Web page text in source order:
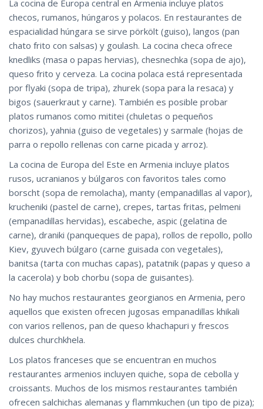
La cocina de Europa central en Armenia incluye platos
checos, rumanos, húngaros y polacos. En restaurantes de
espacialidad húngara se sirve pörkölt (guiso), langos (pan
chato frito con salsas) y goulash. La cocina checa ofrece
knedliks (masa o papas hervias), chesnechka (sopa de ajo),
queso frito y cerveza. La cocina polaca está representada
por flyaki (sopa de tripa), zhurek (sopa para la resaca) y
bigos (sauerkraut y carne). También es posible probar
platos rumanos como mititei (chuletas o pequeños
chorizos), yahnia (guiso de vegetales) y sarmale (hojas de
parra o repollo rellenas con carne picada y arroz).
La cocina de Europa del Este en Armenia incluye platos
rusos, ucranianos y búlgaros con favoritos tales como
borscht (sopa de remolacha), manty (empanadillas al vapor),
krucheniki (pastel de carne), crepes, tartas fritas, pelmeni
(empanadillas hervidas), escabeche, aspic (gelatina de
carne), draniki (panqueques de papa), rollos de repollo, pollo
Kiev, gyuvech búlgaro (carne guisada con vegetales),
banitsa (tarta con muchas capas), patatnik (papas y queso a
la cacerola) y bob chorbu (sopa de guisantes).
No hay muchos restaurantes georgianos en Armenia, pero
aquellos que existen ofrecen jugosas empanadillas khikali
con varios rellenos, pan de queso khachapuri y frescos
dulces churchkhela.
Los platos franceses que se encuentran en muchos
restaurantes armenios incluyen quiche, sopa de cebolla y
croissants. Muchos de los mismos restaurantes también
ofrecen salchichas alemanas y flammkuchen (un tipo de piza);